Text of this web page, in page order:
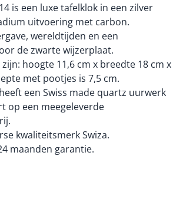
is een luxe tafelklok in een zilver
uitvoering met carbon.
wereldtijden en een
de zwarte wijzerplaat.
hoogte 11,6 cm x breedte 18 cm x
met pootjes is 7,5 cm.
een Swiss made quartz uurwerk
op een meegeleverde
kwaliteitsmerk Swiza.
maanden garantie.